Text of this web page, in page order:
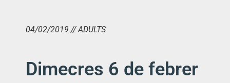
04/02/2019 // ADULTS
Dimecres 6 de febrer